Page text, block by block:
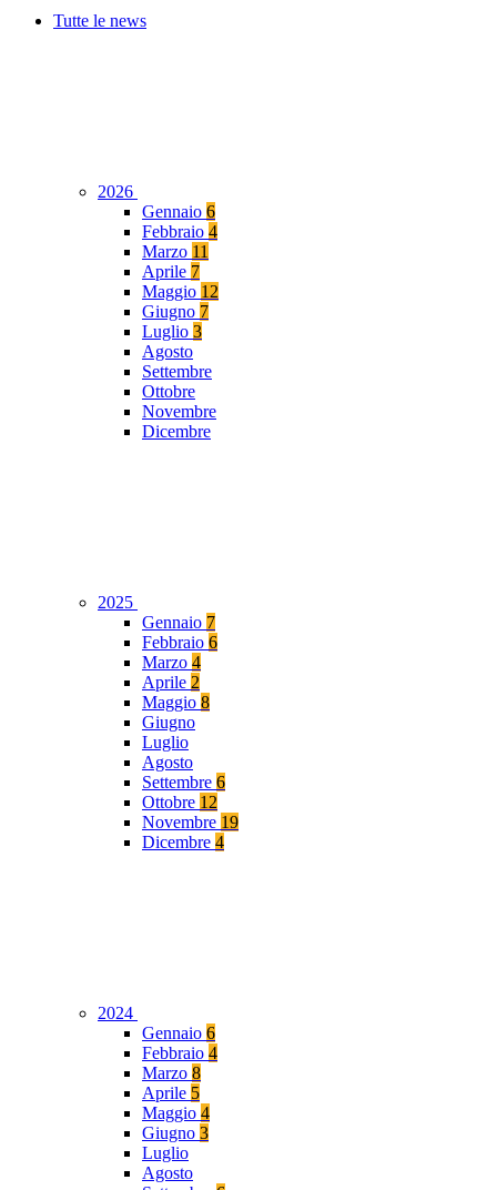
Tutte le news
2026
Gennaio 6
Febbraio 4
Marzo 11
Aprile 7
Maggio 12
Giugno 7
Luglio 3
Agosto
Settembre
Ottobre
Novembre
Dicembre
2025
Gennaio 7
Febbraio 6
Marzo 4
Aprile 2
Maggio 8
Giugno
Luglio
Agosto
Settembre 6
Ottobre 12
Novembre 19
Dicembre 4
2024
Gennaio 6
Febbraio 4
Marzo 8
Aprile 5
Maggio 4
Giugno 3
Luglio
Agosto